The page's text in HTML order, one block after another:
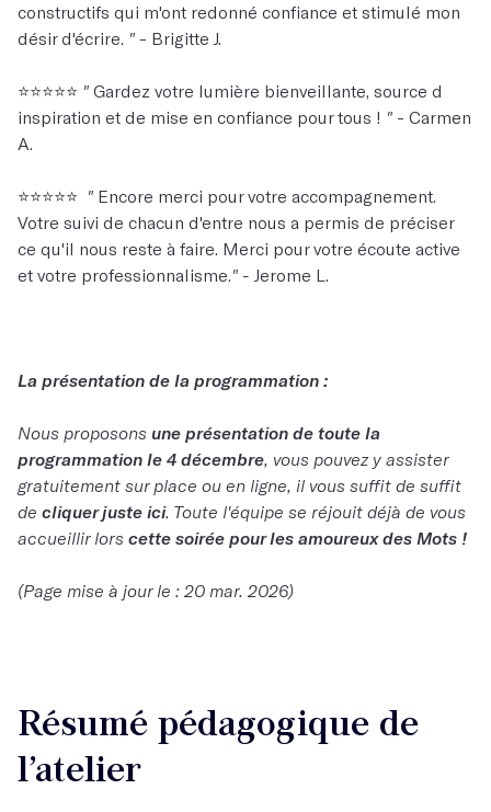
constructifs qui m'ont redonné confiance et stimulé mon
désir d'écrire. " - Brigitte J.
⭐️⭐️⭐️⭐️⭐️ " Gardez votre lumière bienveillante, source d
inspiration et de mise en confiance pour tous ! " - Carmen
A.
⭐️⭐️⭐️⭐️⭐️ " Encore merci pour votre accompagnement.
Votre suivi de chacun d'entre nous a permis de préciser
ce qu'il nous reste à faire. Merci pour votre écoute active
et votre professionnalisme." - Jerome L.
La présentation de la programmation :
Nous proposons une présentation de toute la
programmation le 4 décembre, vous pouvez y assister
gratuitement sur place ou en ligne, il vous suffit de suffit
de cliquer juste ici. Toute l'équipe se réjouit déjà de vous
accueillir lors cette soirée pour les amoureux des Mots !
(Page mise à jour le : 20 mar. 2026)
Résumé pédagogique de
l’atelier